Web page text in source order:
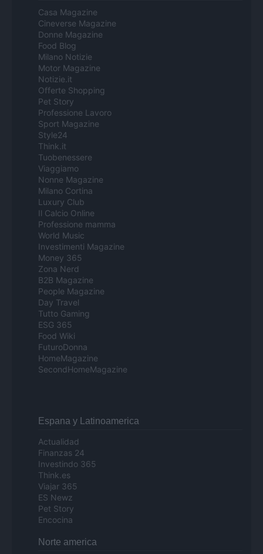
Casa Magazine
Cineverse Magazine
Donne Magazine
Food Blog
Milano Notizie
Motor Magazine
Notizie.it
Offerte Shopping
Pet Story
Professione Lavoro
Sport Magazine
Style24
Think.it
Tuobenessere
Viaggiamo
Nonne Magazine
Milano Cortina
Luxury Club
Il Calcio Online
Professione mamma
World Music
Investimenti Magazine
Money 365
Zona Nerd
B2B Magazine
People Magazine
Day Travel
Tutto Gaming
ESG 365
Food Wiki
FuturoDonna
HomeMagazine
SecondHomeMagazine
Espana y Latinoamerica
Actualidad
Finanzas 24
Investindo 365
Think.es
Viajar 365
ES Newz
Pet Story
Encocina
Norte america